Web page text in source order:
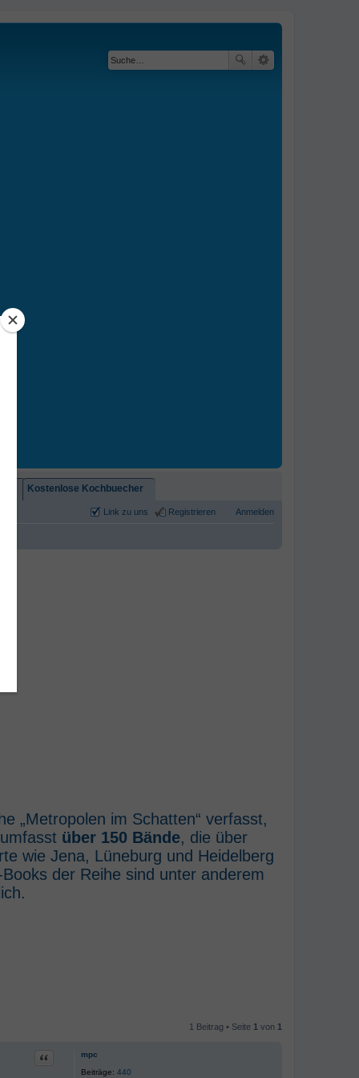
Kostenlose Kochbuecher
Anmelden
Registrieren
Link zu uns
„Metropolen im Schatten“ verfasst,
über 150 Bände, die über
wie Jena, Lüneburg und Heidelberg
der Reihe sind unter anderem
1 Beitrag • Seite 1 von 1
mpc
Beiträge: 440
Zitat